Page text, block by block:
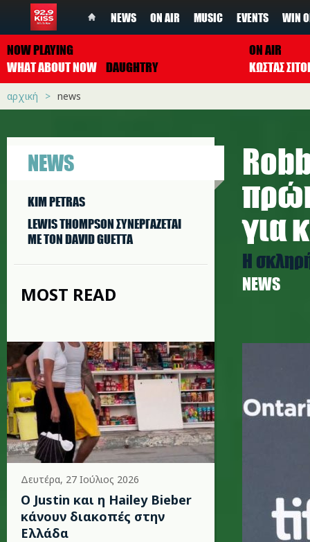
NEWS ON AIR MUSIC EVENTS WIN
NOW PLAYING
WHAT ABOUT NOW DAUGHTRY
ON AIR
ΚΩΣΤΑΣ
αρχική news
NEWS
KIM PETRAS
LEWIS THOMPSON ΣΥΝΕΡΓAΖΕΤΑΙ
ΜΕ ΤΟΝ DAVID GUETTA
MOST READ
Δευτέρα, 27 Ιούλιος 2026
Ο Justin και η Hailey Bieber
κάνουν διακοπές στην
Ελλάδα
για
Η
NEWS
rw.jpg